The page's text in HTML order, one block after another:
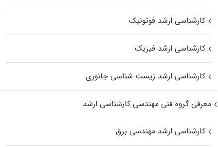
کارشناسی ارشد فوتونیک
کارشناسی ارشد فیزیک
کارشناسی ارشد زیست‌ شناسی جانوری
معرفی گروه فنی مهندسی کارشناسی ارشد
کارشناسی ارشد مهندسی برق